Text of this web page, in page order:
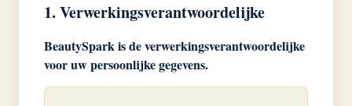
1. Verwerkingsverantwoordelijke
BeautySpark is de verwerkingsverantwoordelijke
voor uw persoonlijke gegevens.